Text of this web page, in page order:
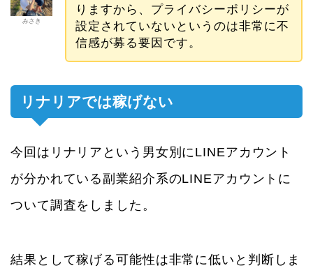
みさき
りますから、プライバシーポリシーが
設定されていないというのは非常に不
信感が募る要因です。
リナリアでは稼げない
今回はリナリアという男女別にLINEアカウント
が分かれている副業紹介系のLINEアカウントに
ついて調査をしました。
結果として稼げる可能性は非常に低いと判断しま